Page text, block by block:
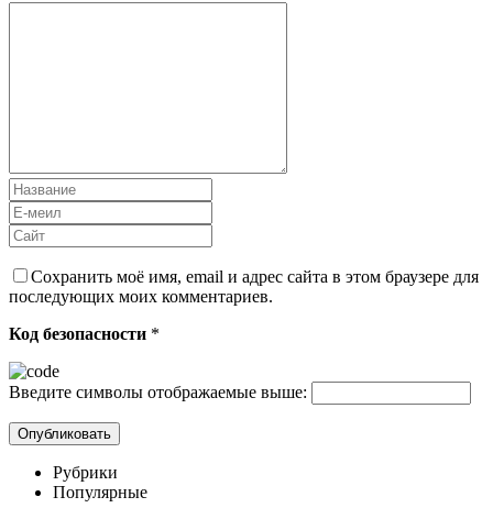
Сохранить моё имя, email и адрес сайта в этом браузере для
последующих моих комментариев.
Код безопасности *
Введите символы отображаемые выше:
Рубрики
Популярные